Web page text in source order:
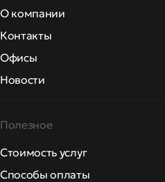
О компании
Контакты
Офисы
Новости
Полезное
Стоимость услуг
Способы оплаты